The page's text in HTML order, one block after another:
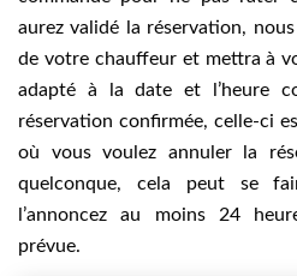
aurez validé la réservation,
de votre chauffeur et mettra à
adapté à la date et l’heure
réservation confirmée, celle-ci
où vous voulez annuler la
quelconque, cela peut se
l’annoncez au moins 24
prévue.